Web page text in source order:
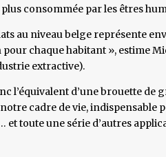
consommée par les êtres
au niveau belge représente
chaque habitant », estime
extractive).
l’équivalent d’une brouette
cadre de vie, indispensable
et toute une série d’autres